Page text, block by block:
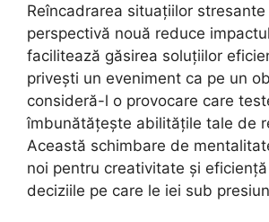
Reîncadrarea situațiilor
perspectivă nouă reduce
facilitează găsirea soluțiilor
privești un eveniment ca pe un
consideră-l o provocare care
îmbunătățește abilitățile tale de
Această schimbare de
noi pentru creativitate și
deciziile pe care le iei sub